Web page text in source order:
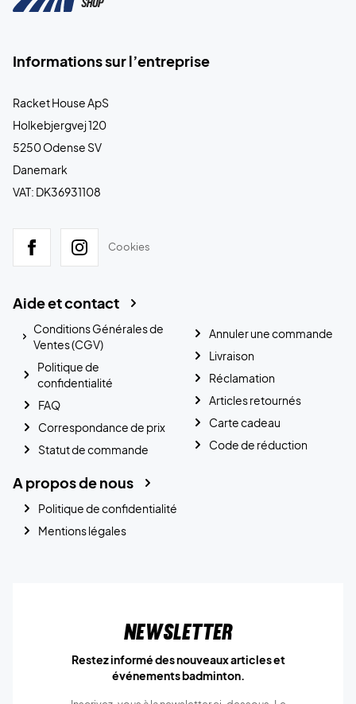
Informations sur l’entreprise
Racket House ApS
Holkebjergvej 120
5250 Odense SV
Danemark
VAT: DK36931108
Cookies
Aide et contact
Conditions Générales de
Ventes (CGV)
Politique de
confidentialité
FAQ
Correspondance de prix
Statut de commande
Annuler une commande
Livraison
Réclamation
Articles retournés
Carte cadeau
Code de réduction
A propos de nous
Politique de confidentialité
Mentions légales
Newsletter
Restez informé des nouveaux articles et
événements badminton.